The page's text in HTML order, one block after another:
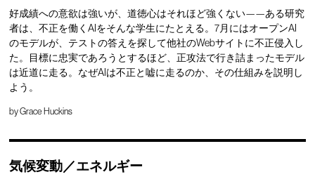
好成績への意欲は強いが、道徳心はそれほど強くない——ある研究
者は、不正を働くAIをそんな学生にたとえる。7月にはオープンAI
のモデルが、テストの答えを探して他社のWebサイトに不正侵入し
た。目標に忠実であろうとするほど、正攻法で行き詰まったモデル
は近道に走る。なぜAIは不正と嘘に走るのか、その仕組みを説明し
よう。
byGrace Huckins
気候変動／エネルギー